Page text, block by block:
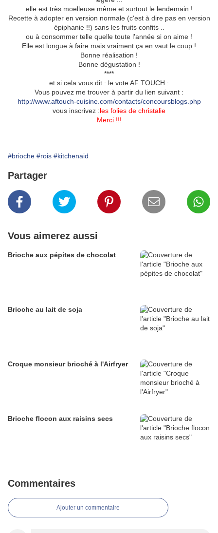
elle est très moelleuse même et surtout le lendemain !
Recette à adopter en version normale (c'est à dire pas en version
épiphanie !!) sans les fruits confits ..
ou à consommer telle quelle toute l'année si on aime !
Elle est longue à faire mais vraiment ça en vaut le coup !
Bonne réalisation !
Bonne dégustation !
****
et si cela vous dit : le vote AF TOUCH :
Vous pouvez me trouver à partir du lien suivant :
http://www.aftouch-cuisine.com/contacts/concoursblogs.php
vous inscrivez :les folies de christalie
Merci !!!
#brioche #rois #kitchenaid
Partager
Vous aimerez aussi
Brioche aux pépites de chocolat
Brioche au lait de soja
Croque monsieur brioché à l'Airfryer
Brioche flocon aux raisins secs
Commentaires
Ajouter un commentaire